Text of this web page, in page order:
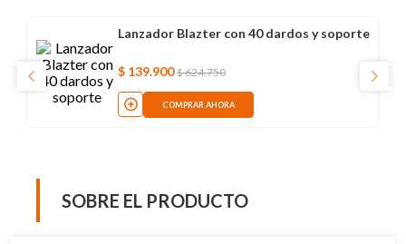
Lanzador Blazter con 40 dardos y soporte
$ 139.900 $624.750
COMPRAR AHORA
SOBRE EL PRODUCTO